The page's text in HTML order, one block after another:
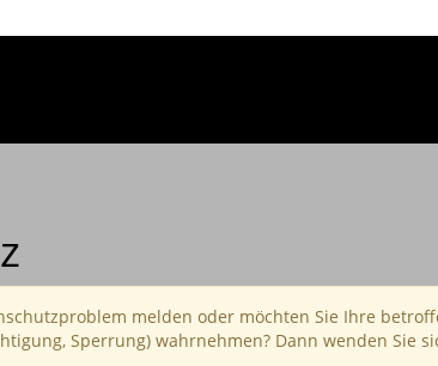
melden oder möchten Sie Ihre
Sperrung) wahrnehmen? Dann wenden Sie